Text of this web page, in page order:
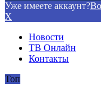
Уже имеете аккаунт?
X
Новости
ТВ Онлайн
Контакты
Топ